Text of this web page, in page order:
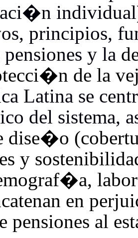
principios,
pensiones y la
de la
Latina se
del sistema,
dise�o
y
en
pensiones al